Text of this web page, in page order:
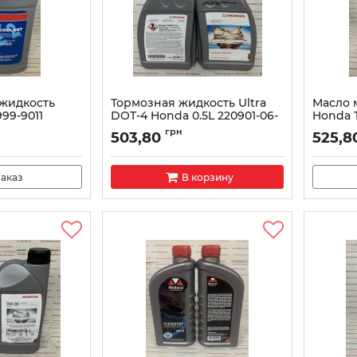
9011
Тормозная жидкость Ultra
DOT-4 Honda 0.5L 220901-06-
Артикул: 22090106002
503,80 грн
В корзину
Масло
Honda
Артикул: